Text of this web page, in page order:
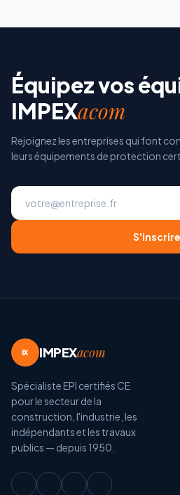
Équipez vos
IMPEXacom
Rejoignez les entreprises qui font
leurs équipements de protection
S'inscrire
IX IMPEXacom
Spécialiste EPI certifiés CE
pour le secteur de la
construction, l'industrie, les
indépendants et les travaux
publics — depuis 1950.